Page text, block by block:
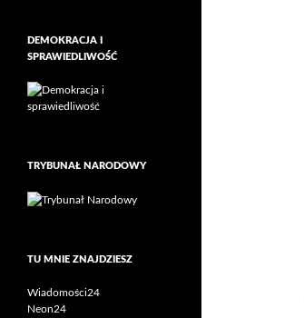
DEMOKRACJA I
SPRAWIEDLIWOŚĆ
TRYBUNAŁ NARODOWY
TU MNIE ZNAJDZIESZ
Wiadomości24
Neon24